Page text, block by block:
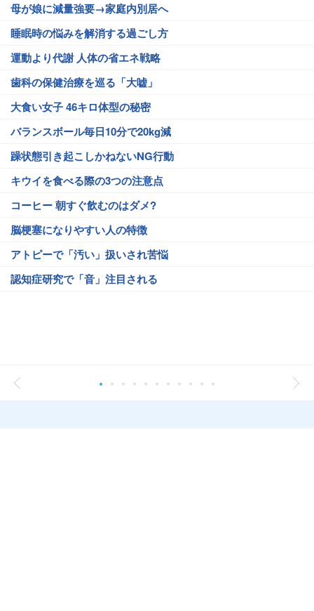
母が娘に減量強要→家庭内別居へ
睡眠時の悩みを解消する過ごし方
運動より代謝 人体の省エネ戦略
歯科の保健治療を巡る「大嘘」
大食い女子 46キロ体型の秘密
バランスボール毎日10分で20kg減
躁状態引き起こしかねないNG行動
キウイを食べる際の3つの注意点
コーヒー 朝すぐ飲むのはダメ?
脳梗塞になりやすい人の特徴
アトピーで「汚い」扱いされ苦悩
認知症研究で「音」注目される